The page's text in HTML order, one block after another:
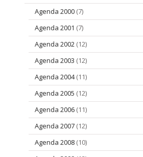
Agenda 2000 (7)
Agenda 2001 (7)
Agenda 2002 (12)
Agenda 2003 (12)
Agenda 2004(11)
Agenda 2005 (12)
Agenda 2006 (11)
Agenda 2007 (12)
Agenda 2008 (10)